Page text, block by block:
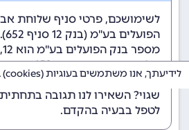
לשימושכם, פרטי סניף שלוחת
הפועלים בע"מ (בנק 12
סניף 652).
מספר בנק הפועלים בע"מ הוא 12
שלוחת אבן יהודה הוא 652.
הנתונים מתעדכנים באופן
שגוי? השאירו לנו תגובה
לטפל בבעיה בהקדם.
לידיעתך, אנו משתמשים בעוגיות (cookies) באתר זה.